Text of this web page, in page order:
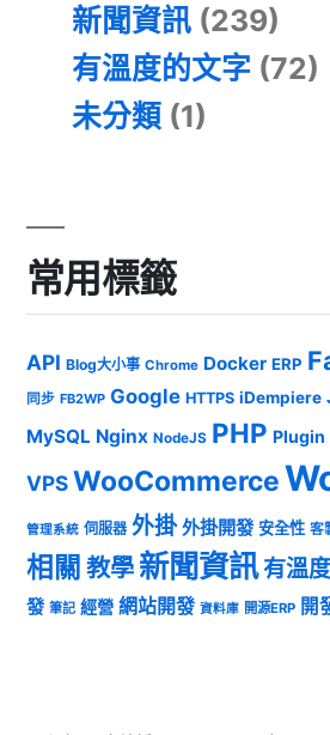
新聞資訊 (239)
有溫度的文字 (72)
未分類 (1)
常用標籤
API Blog大小事 Chrome Docker ERP
同步 FB2WP Google HTTPS iDempiere
MySQL Nginx NodeJS PHP Plugin
VPSWooCommerce
管理系統 伺服器 外掛 外掛開發 安全性 客
相關 教學 新聞資訊有溫
發 筆記 經營 網站開發 資料庫 開源ERP 開